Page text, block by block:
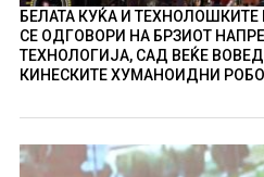
БЕЛАТА КУЌА И
СЕ ОДГОВОРИ НА БРЗИОТ
ТЕХНОЛОГИЈА, САД ВЕЌЕ
КИНЕСКИТЕ ХУМАНОИДНИ